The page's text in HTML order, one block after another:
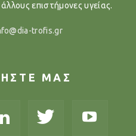
άλλους επιστήμονες υγείας.
trofis.gr
ΜΑΣ